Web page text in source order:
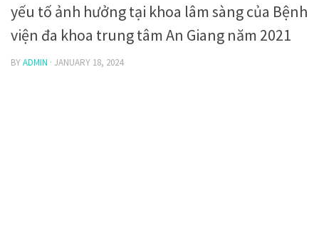
yếu tố ảnh hưởng tại khoa lâm sàng của Bệnh
viện đa khoa trung tâm An Giang năm 2021
BYADMIN · JANUARY 18, 2024